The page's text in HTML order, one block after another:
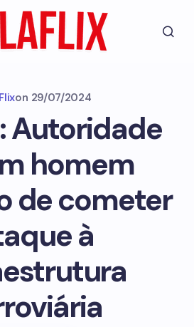
on 29/07/2024
Autoridade
homem
de cometer
à